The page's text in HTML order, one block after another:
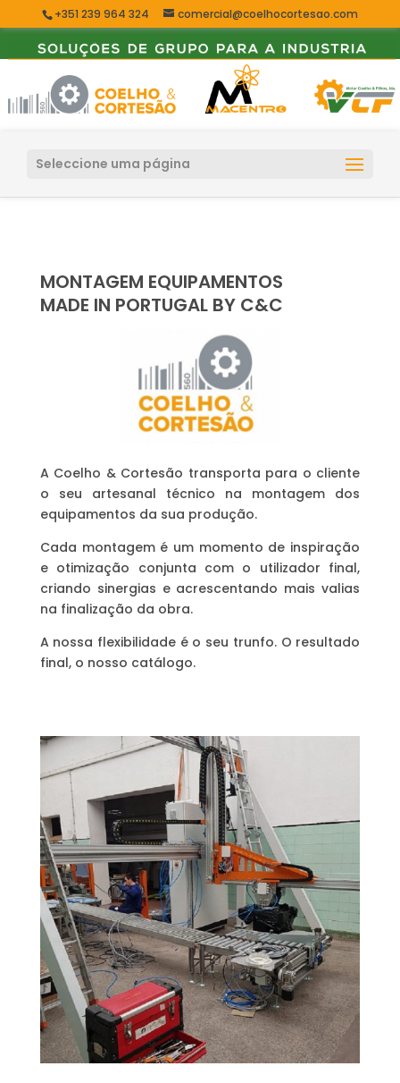
+351 239 964 324 comercial@coelhocortesao.com
Seleccione uma página
MONTAGEM EQUIPAMENTOS
MADE IN PORTUGAL BY C&C
A Coelho & Cortesão transporta para o cliente
o seu artesanal técnico na montagem dos
equipamentos da sua produção.
Cada montagem é um momento de inspiração
e otimização conjunta com o utilizador final,
criando sinergias e acrescentando mais valias
na finalização da obra.
A nossa flexibilidade é o seu trunfo. O resultado
final, o nosso catálogo.